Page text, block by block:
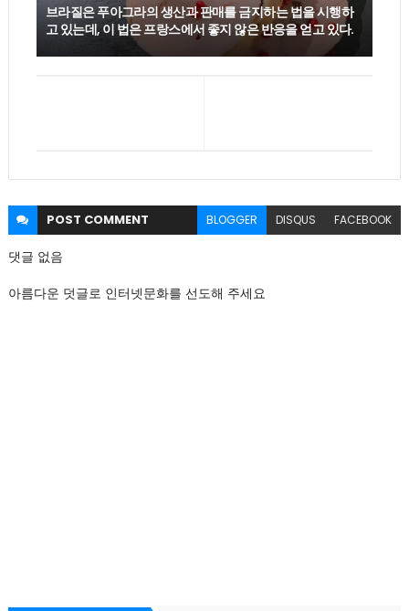
브라질은 푸아그라의 생산과 판매를 금지하는 법을 시행하
고 있는데, 이 법은 프랑스에서 좋지 않은 반응을 얻고 있다.
POST COMMENT BLOGGER DISQUS FACEBOOK
댓글 없음
아름다운 덧글로 인터넷문화를 선도해 주세요